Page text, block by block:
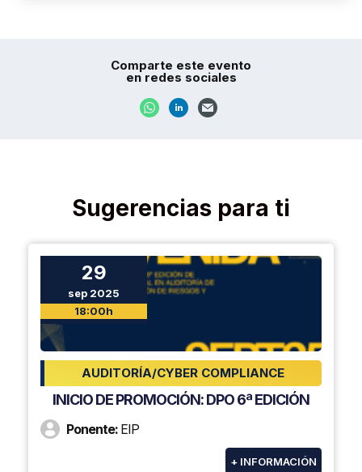
Comparte este evento
en redes sociales
Sugerencias para ti
29
sep 2025
18:00h
AUDITORÍA/CYBER COMPLIANCE
INICIO DE PROMOCIÓN: DPO 6ª EDICIÓN
Ponente: EIP
+ INFORMACIÓN